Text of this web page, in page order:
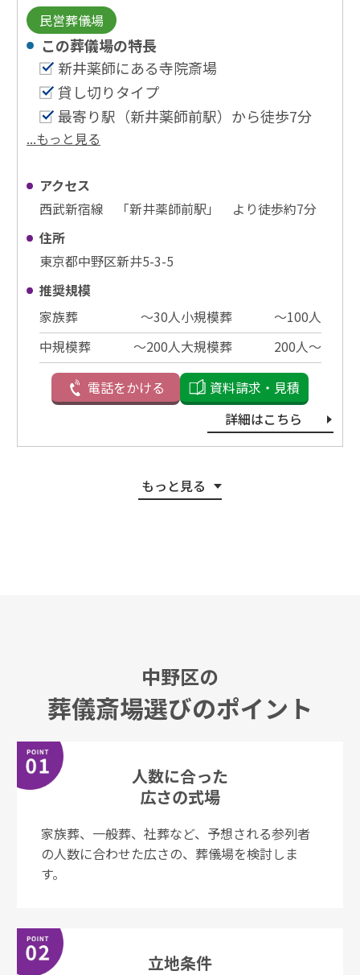
民営葬儀場
この葬儀場の特⻑
新井薬師にある寺院斎場
貸し切りタイプ
最寄り駅（新井薬師前駅）から徒歩7分
...もっと見る
アクセス
西武新宿線 「新井薬師前駅」 より徒歩約7分
住所
東京都中野区新井5-3-5
推奨規模
家族葬
〜30⼈小規模葬
〜100⼈
中規模葬
〜200⼈大規模葬 200⼈〜
電話をかける
資料請求・見積
詳細はこちら
もっと見る
中野区の
葬儀斎場選びのポイント
⼈数に合った
広さの式場
家族葬、一般葬、社葬など、予想される参列者
の⼈数に合わせた広さの、葬儀場を検討しま
す。
立地条件